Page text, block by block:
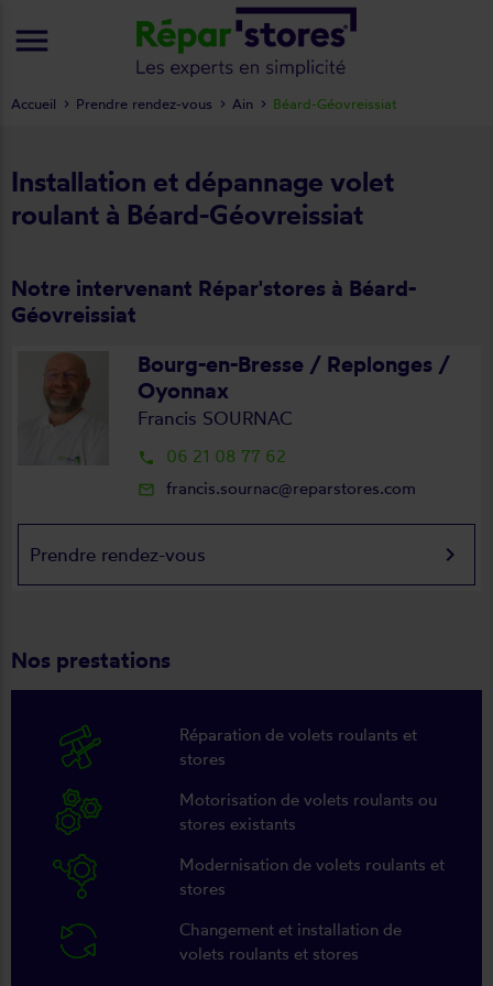
Installation et dépannage volet
roulant à Béard-Géovreissiat
Notre intervenant Répar'stores à Béard-
Géovreissiat
Bourg-en-Bresse / Replonges /
Oyonnax
Francis SOURNAC
local_phone 06 21 08 77 62
mail_outline francis.sournac@reparstores.com
Prendre rendez-vous keyboard_arrow_right
Nos prestations
Réparation de volets roulants et
stores
Motorisation de volets roulants ou
stores existants
Modernisation de volets roulants et
stores
Changement et installation de
volets roulants et stores
Accueil Prendre rendez-vous Ain Béard-Géovreissiat
menu